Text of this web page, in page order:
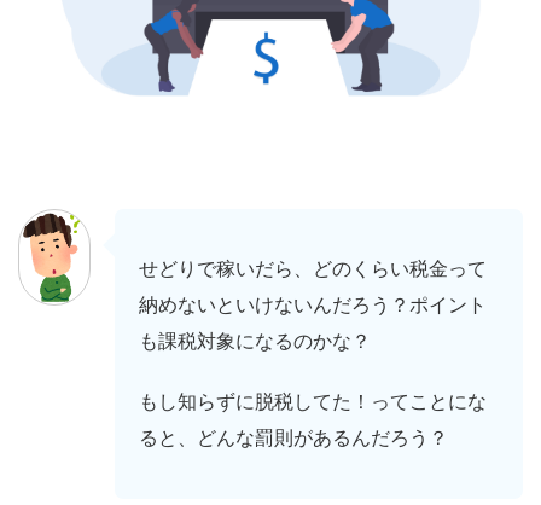
せどりで稼いだら、どのくらい税金って
納めないといけないんだろう？ポイント
も課税対象になるのかな？
もし知らずに脱税してた！ってことにな
ると、どんな罰則があるんだろう？